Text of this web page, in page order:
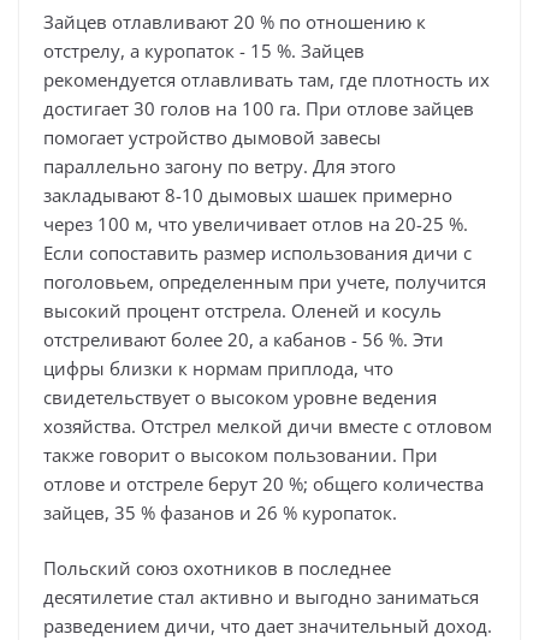
Зайцев отлавливают 20 % по отношению к
отстрелу, а куропаток - 15 %. Зайцев
рекомендуется отлавливать там, где плотность их
достигает 30 голов на 100 га. При отлове зайцев
помогает устройство дымовой завесы
параллельно загону по ветру. Для этого
закладывают 8-10 дымовых шашек примерно
через 100 м, что увеличивает отлов на 20-25 %.
Если сопоставить размер использования дичи с
поголовьем, определенным при учете, получится
высокий процент отстрела. Оленей и косуль
отстреливают более 20, а кабанов - 56 %. Эти
цифры близки к нормам приплода, что
свидетельствует о высоком уровне ведения
хозяйства. Отстрел мелкой дичи вместе с отловом
также говорит о высоком пользовании. При
отлове и отстреле берут 20 %; общего количества
зайцев, 35 % фазанов и 26 % куропаток.
Польский союз охотников в последнее
десятилетие стал активно и выгодно заниматься
разведением дичи, что дает значительный доход.